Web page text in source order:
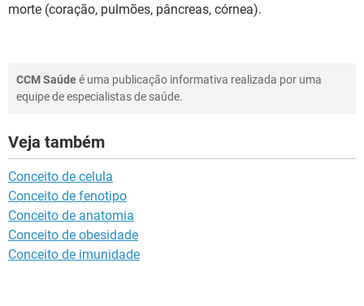
morte (coração, pulmões, pâncreas, córnea).
CCM Saúdeé uma publicação informativa realizada por uma
equipe de especialistas de saúde.
Veja também
Conceito de celula
Conceito de fenotipo
Conceito de anatomia
Conceito de obesidade
Conceito de imunidade